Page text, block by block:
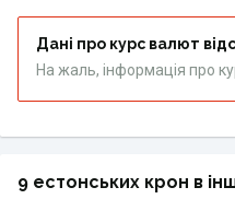
Дані про курс валют
На жаль, інформація про
9 естонських крон в